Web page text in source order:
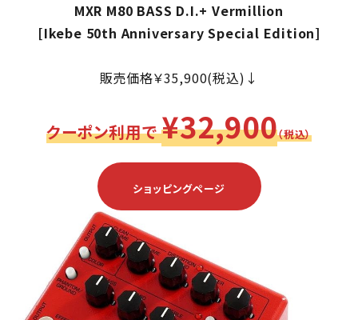
MXR M80 BASS D.I.+ Vermillion
[Ikebe 50th Anniversary Special Edition]
販売価格￥35,900(税込)↓
クーポン利用で¥32,900（税込）
ショッピングページ